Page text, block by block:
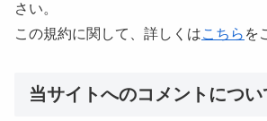
さい。
この規約に関して、詳しくはこちら を
当サイトへのコメントについ